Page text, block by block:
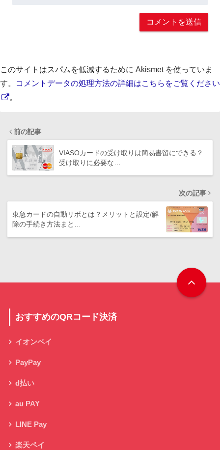
このサイトはスパムを低減するために Akismet を使っていま
す。
コメントデータの処理方法の詳細はこちらをご覧ください
。
前の記事
VIASOカードの受け取りは簡易書留にできる？
受け取りに必要な…
次の記事
東急カードの自動リボとは？メリットと設定/解
除の手続き方法まと…
おすすめのQRコード決済
イオンペイ
PayPay
d払い
au PAY
LINE Pay
楽天ペイ